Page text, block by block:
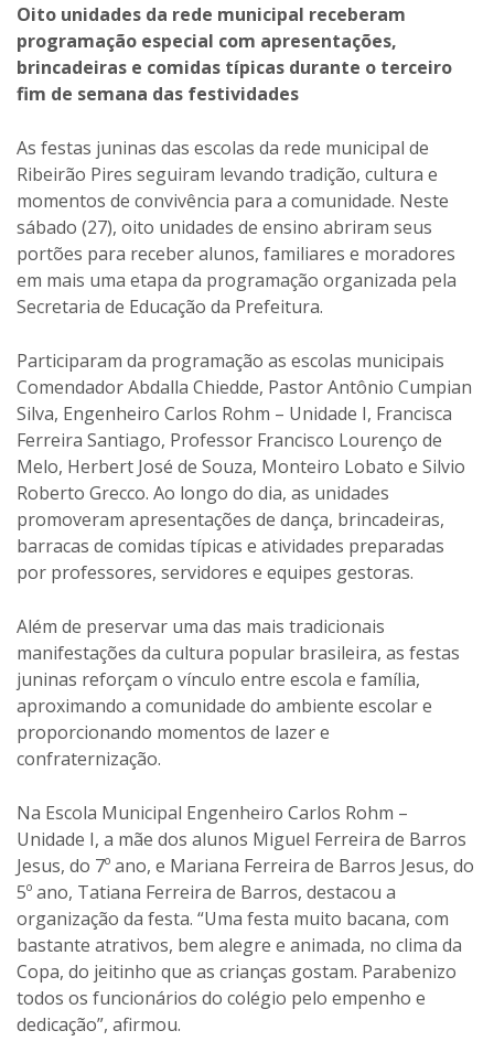
Oito unidades da rede municipal receberam
programação especial com apresentações,
brincadeiras e comidas típicas durante o terceiro
fim de semana das festividades
As festas juninas das escolas da rede municipal de
Ribeirão Pires seguiram levando tradição, cultura e
momentos de convivência para a comunidade. Neste
sábado (27), oito unidades de ensino abriram seus
portões para receber alunos, familiares e moradores
em mais uma etapa da programação organizada pela
Secretaria de Educação da Prefeitura.
Participaram da programação as escolas municipais
Comendador Abdalla Chiedde, Pastor Antônio Cumpian
Silva, Engenheiro Carlos Rohm – Unidade I, Francisca
Ferreira Santiago, Professor Francisco Lourenço de
Melo, Herbert José de Souza, Monteiro Lobato e Silvio
Roberto Grecco. Ao longo do dia, as unidades
promoveram apresentações de dança, brincadeiras,
barracas de comidas típicas e atividades preparadas
por professores, servidores e equipes gestoras.
Além de preservar uma das mais tradicionais
manifestações da cultura popular brasileira, as festas
juninas reforçam o vínculo entre escola e família,
aproximando a comunidade do ambiente escolar e
proporcionando momentos de lazer e
confraternização.
Na Escola Municipal Engenheiro Carlos Rohm –
Unidade I, a mãe dos alunos Miguel Ferreira de Barros
Jesus, do 7º ano, e Mariana Ferreira de Barros Jesus, do
5º ano, Tatiana Ferreira de Barros, destacou a
organização da festa. “Uma festa muito bacana, com
bastante atrativos, bem alegre e animada, no clima da
Copa, do jeitinho que as crianças gostam. Parabenizo
todos os funcionários do colégio pelo empenho e
dedicação”, afirmou.